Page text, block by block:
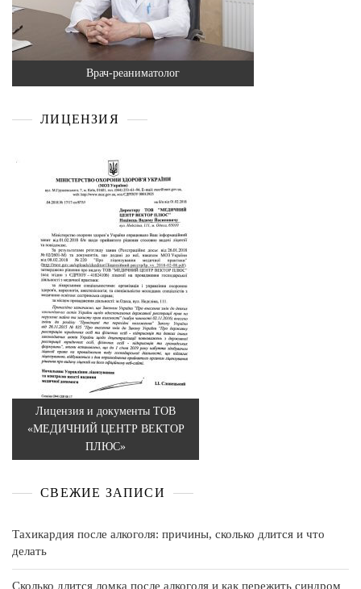
Врач-реаниматолог
ЛИЦЕНЗИЯ
Лицензия и документы ТОВ
«МЕДИЧНИЙ ЦЕНТР ВЕКТОР
ПЛЮС»
СВЕЖИЕ ЗАПИСИ
Тахикардия после алкоголя: причины, сколько длится и что
делать
Сколько длится ломка после алкоголя и как пережить синдром